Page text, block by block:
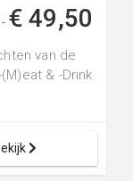
€ 49,50
van de
& -Drink